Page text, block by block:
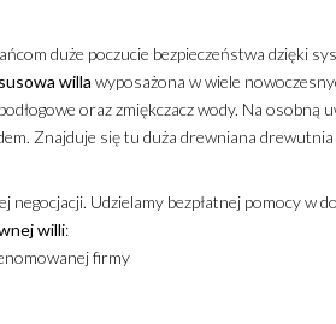
duże poczucie bezpieczeństwa dzięki
willa wyposażona w wiele
oraz zmiękczacz wody. Na osobną
Znajduje się tu duża drewniana
negocjacji. Udzielamy bezpłatnej pomocy w
willi:
firmy